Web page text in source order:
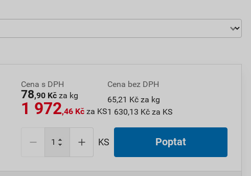
Cena s DPH
78,90 Kč za kg
1 972,46 Kč za KS
Cena bez DPH
65,21 Kč za kg
1 630,13 Kč za KS
KS Poptat